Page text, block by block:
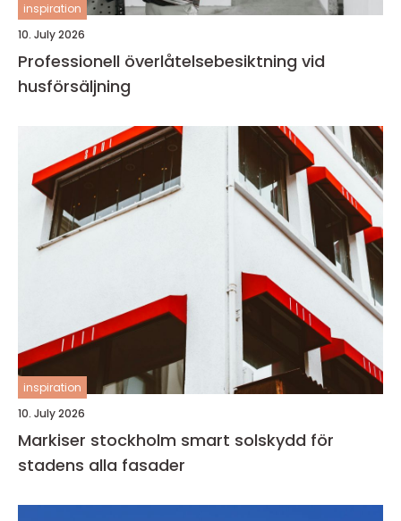
inspiration
10. July 2026
Professionell överlåtelsebesiktning vid
husförsäljning
inspiration
10. July 2026
Markiser stockholm smart solskydd för
stadens alla fasader